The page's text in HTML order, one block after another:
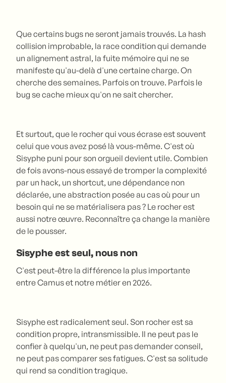
Que certains bugs ne seront jamais trouvés. La hash
collision improbable, la race condition qui demande
un alignement astral, la fuite mémoire qui ne se
manifeste qu'au-delà d'une certaine charge. On
cherche des semaines. Parfois on trouve. Parfois le
bug se cache mieux qu'on ne sait chercher.
Et surtout, que le rocher qui vous écrase est souvent
celui que vous avez posé là vous-même. C'est où
Sisyphe puni pour son orgueil devient utile. Combien
de fois avons-nous essayé de tromper la complexité
par un hack, un shortcut, une dépendance non
déclarée, une abstraction posée au cas où pour un
besoin qui ne se matérialisera pas ? Le rocher est
aussi notre œuvre. Reconnaître ça change la manière
de le pousser.
Sisyphe est seul, nous non
C'est peut-être la différence la plus importante
entre Camus et notre métier en 2026.
Sisyphe est radicalement seul. Son rocher est sa
condition propre, intransmissible. Il ne peut pas le
confier à quelqu'un, ne peut pas demander conseil,
ne peut pas comparer ses fatigues. C'est sa solitude
qui rend sa condition tragique.